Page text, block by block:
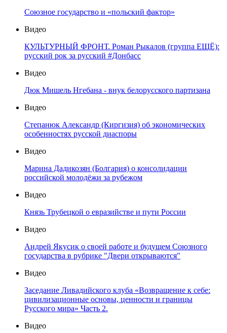
Союзное государство и «польский фактор»
Видео
КУЛЬТУРНЫЙ ФРОНТ. Роман Рыкалов (группа ЕЩЁ):
русский рок за русский #Донбасс
Видео
Дюк Мишель Нгебана - внук белорусского партизана
Видео
Степанюк Александр (Киргизия) об экономических
особенностях русской диаспоры
Видео
Марина Дадикозян (Болгария) о консолидации
российской молодёжи за рубежом
Видео
Князь Трубецкой о евразийстве и пути России
Видео
Андрей Якусик о своей работе и будущем Союзного
государства в рубрике "Двери открываются"
Видео
Заседание Ливадийского клуба «Возвращение к себе:
цивилизационные основы, ценности и границы
Русского мира» Часть 2.
Видео